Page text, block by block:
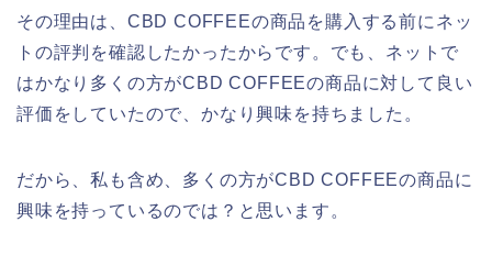
その理由は、CBD COFFEEの商品を購入する前にネッ
トの評判を確認したかったからです。でも、ネットで
はかなり多くの方がCBD COFFEEの商品に対して良い
評価をしていたので、かなり興味を持ちました。
だから、私も含め、多くの方がCBD COFFEEの商品に
興味を持っているのでは？と思います。